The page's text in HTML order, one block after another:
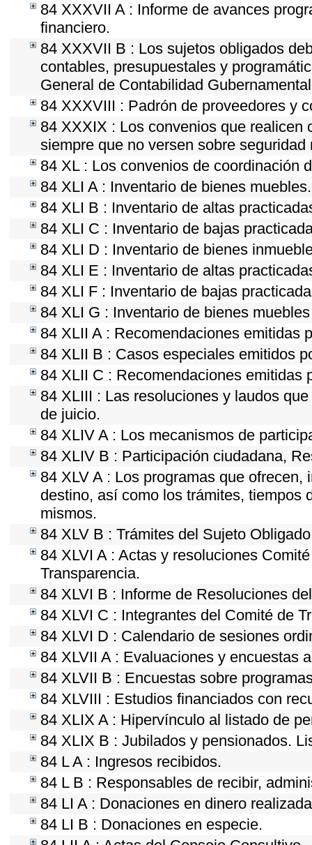
84 XXXVII A : Informe de avances
financiero.
84 XXXVII B : Los sujetos obligados
contables, presupuestales y
General de Contabilidad
84 XXXVIII : Padrón de proveedores y
84 XXXIX : Los convenios que realicen
siempre que no versen sobre
84 XL : Los convenios de coordinación
84 XLI A : Inventario de bienes muebles.
84 XLI B : Inventario de altas
84 XLI C : Inventario de bajas
84 XLI D : Inventario de bienes
84 XLI E : Inventario de altas
84 XLI F : Inventario de bajas
84 XLI G : Inventario de bienes
84 XLII A : Recomendaciones emitidas
84 XLII B : Casos especiales emitidos
84 XLII C : Recomendaciones emitidas
84 XLIII : Las resoluciones y laudos
de juicio.
84 XLIV A : Los mecanismos de
84 XLIV B : Participación ciudadana,
84 XLV A : Los programas que
destino, así como los trámites, tiempos
mismos.
84 XLV B : Trámites del Sujeto
84 XLVI A : Actas y resoluciones
Transparencia.
84 XLVI B : Informe de Resoluciones
84 XLVI C : Integrantes del Comité de
84 XLVI D : Calendario de sesiones
84 XLVII A : Evaluaciones y encuestas
84 XLVII B : Encuestas sobre
84 XLVIII : Estudios financiados con
84 XLIX A : Hipervínculo al listado de
84 XLIX B : Jubilados y pensionados.
84 L A : Ingresos recibidos.
84 L B : Responsables de recibir,
84 LI A : Donaciones en dinero
84 LI B : Donaciones en especie.